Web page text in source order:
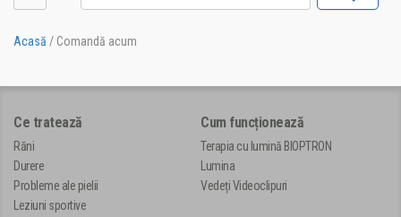
Acasă / Comandă acum
Ce tratează
Răni
Durere
Probleme ale pielii
Leziuni sportive
Cum funcționează
Terapia cu lumină BIOPTRON
Lumina
Vedeți Videoclipuri